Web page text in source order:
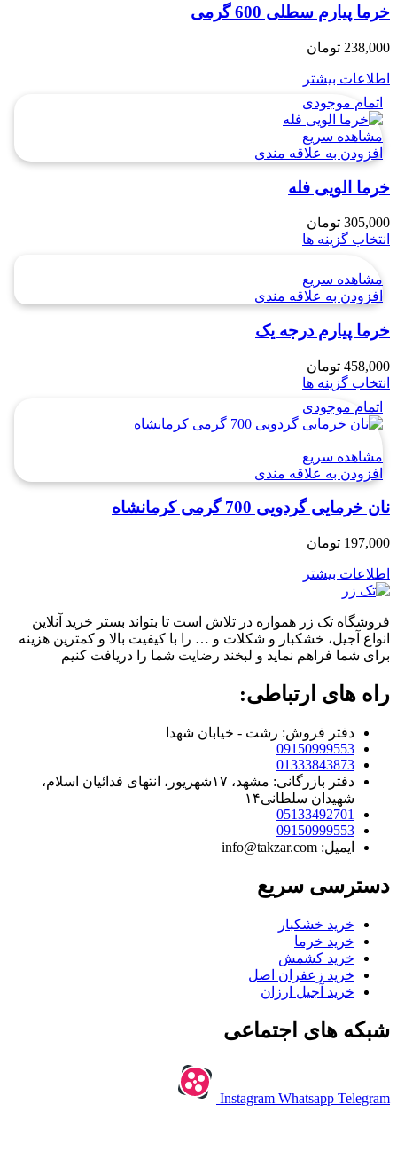
خرما پیارم سطلی 600 گرمی
238,000 تومان
اطلاعات بیشتر
اتمام موجودی
مشاهده سریع
افزودن به علاقه مندی
خرما الویی فله
305,000 تومان
انتخاب گزینه ها
مشاهده سریع
افزودن به علاقه مندی
خرما پیارم درجه یک
458,000 تومان
انتخاب گزینه ها
اتمام موجودی
مشاهده سریع
افزودن به علاقه مندی
نان خرمایی گردویی 700 گرمی کرمانشاه
197,000 تومان
اطلاعات بیشتر
فروشگاه تک زر همواره در تلاش است تا بتواند بستر خرید آنلاین
انواع آجیل، خشکبار و شکلات و … را با کیفیت بالا و کمترین هزینه
برای شما فراهم نماید و لبخند رضایت شما را دریافت کنیم
راه های ارتباطی:
دفتر فروش: رشت - خیابان شهدا
09150999553
01333843873
دفتر بازرگانی: مشهد، ۱۷شهریور، انتهای فدائیان اسلام،
شهیدان سلطانی۱۴
05133492701
09150999553
ایمیل: info@takzar.com
دسترسی سریع
خرید خشکبار
خرید خرما
خرید کشمش
خرید زعفران اصل
خرید آجیل ارزان
شبکه های اجتماعی
Instagram Whatsapp Telegram